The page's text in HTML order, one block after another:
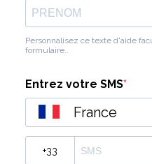
Personnalisez ce texte d'aide
formulaire..
Entrez votre SMS
France